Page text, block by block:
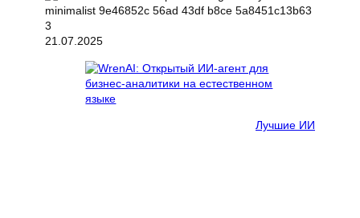
21.07.2025
Лучшие ИИ